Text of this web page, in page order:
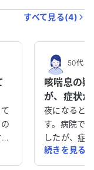
すべて見る(4)
50代・
咳喘息の
が、症状
について
夜になると
す。病院で
したが、症
の病気で治
圧症、脂肪
続きを見る